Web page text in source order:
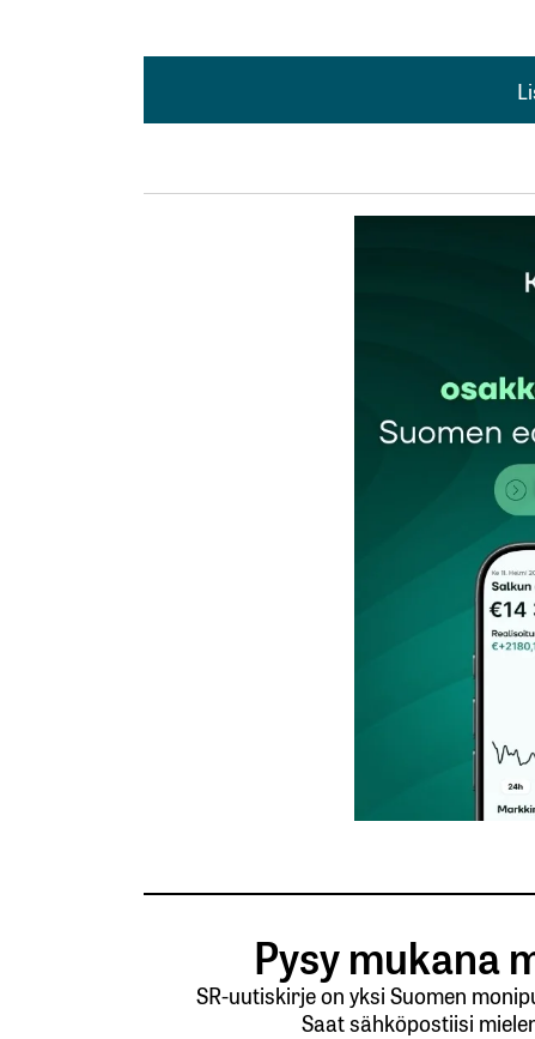
Pysy mukana
SR-uutiskirje on yksi Suomen
Saat sähköpostiisi